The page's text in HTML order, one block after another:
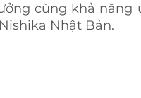
cùng khả năng
Nhật Bản.